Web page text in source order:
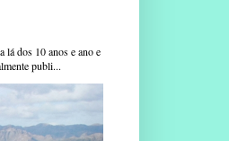
lá dos 10 anos e ano e
publi...